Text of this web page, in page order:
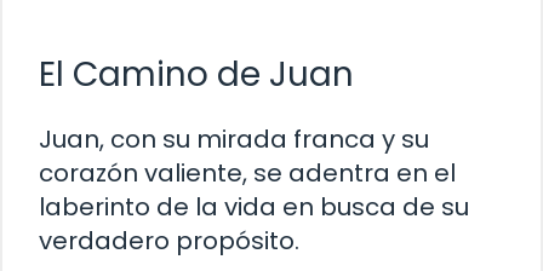
El Camino de Juan
Juan, con su mirada franca y su
corazón valiente, se adentra en el
laberinto de la vida en busca de su
verdadero propósito.